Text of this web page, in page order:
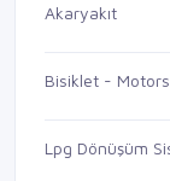
Akaryakıt
Bisiklet -
Lpg Dönüşüm